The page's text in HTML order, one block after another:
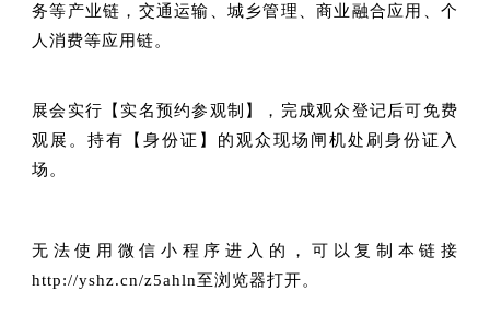
务等产业链，交通运输、城乡管理、商业融合应用、个
人消费等应用链。
展会实行【实名预约参观制】，完成观众登记后可免费
观展。持有【身份证】的观众现场闸机处刷身份证入
场。
无法使用微信小程序进入的，可以复制本链接
http://yshz.cn/z5ahln至浏览器打开。